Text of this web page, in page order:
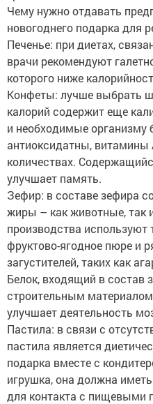
Чему нужно отдавать
новогоднего подарка для
Печенье: при диетах,
врачи рекомендуют
которого ниже
Конфеты: лучше выбрать
калорий содержит еще
и необходимые
антиоксидатны, витамины
количествах.
улучшает память.
Зефир: в составе зефира
жиры – как животные, так
производства используют
фруктово-ягодное пюре и
загустителей, таких как
Белок, входящий в состав
строительным
улучшает деятельность
Пастила: в связи с
пастила является
подарка вместе с
игрушка, она должна
для контакта с пищевыми